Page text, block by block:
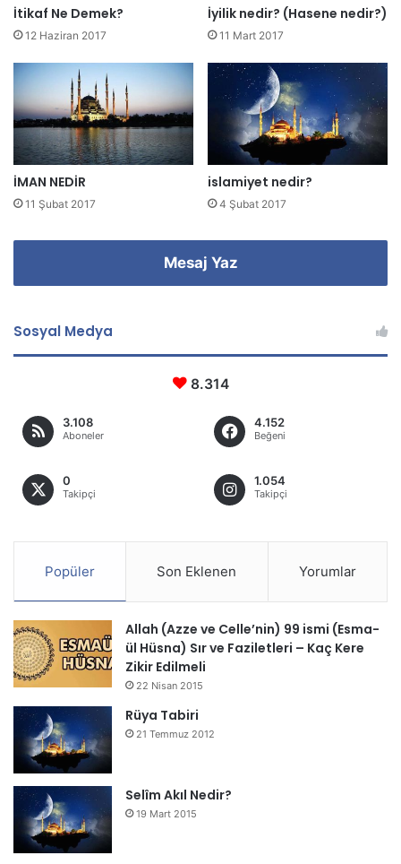
z
g
i
i
n
İtikaf Ne Demek?
12 Haziran 2017
İyilik nedir? (Hasene nedir?)
11 Mart 2017
İMAN NEDİR
11 Şubat 2017
islamiyet nedir?
4 Şubat 2017
Mesaj Yaz
Sosyal Medya
8.314
3.108
Aboneler
4.152
Beğeni
0
Takipçi
1.054
Takipçi
Popüler Son Eklenen Yorumlar
Allah (Azze ve Celle’nin) 99 ismi (Esma-
ül Hüsna) Sır ve Faziletleri – Kaç Kere
Zikir Edilmeli
22 Nisan 2015
Rüya Tabiri
21 Temmuz 2012
Selîm Akıl Nedir?
19 Mart 2015